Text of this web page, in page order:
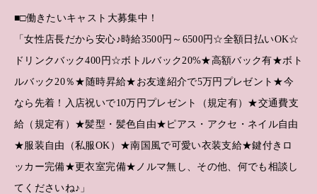
■□働きたいキャスト大募集中！
「女性店長だから安心♪時給3500円～6500円☆全額日払いOK☆
ドリンクバック400円☆ボトルバック20%★高額バック有★ボト
ルバック20％★随時昇給★お友達紹介で5万円プレゼント★今
なら先着！入店祝いで10万円プレゼント（規定有）★交通費支
給（規定有）★髪型・髪色自由★ピアス・アクセ・ネイル自由
★服装自由（私服OK）★南国風で可愛い衣装支給★鍵付きロ
ッカー完備★更衣室完備★ノルマ無し、その他、何でも相談し
てくださいね♪」